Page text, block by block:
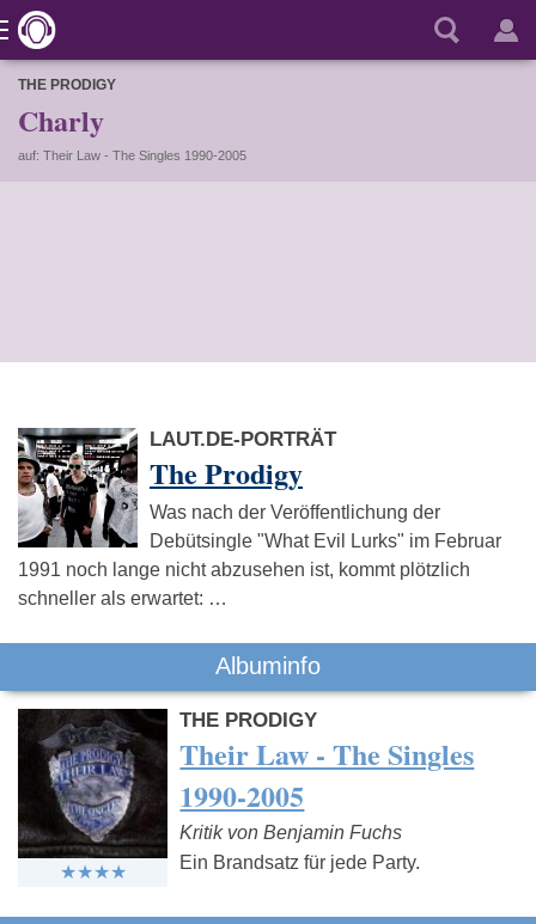
THE PRODIGY
Charly
auf: Their Law - The Singles 1990-2005
LAUT.DE-PORTRÄT
The Prodigy
Was nach der Veröffentlichung der
Debütsingle "What Evil Lurks" im Februar
1991 noch lange nicht abzusehen ist, kommt plötzlich
schneller als erwartet: …
Albuminfo
THE PRODIGY
Their Law - The Singles
1990-2005
Kritik von Benjamin Fuchs
Ein Brandsatz für jede Party.